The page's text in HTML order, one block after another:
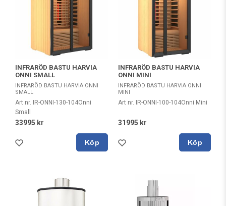
INFRARÖD BASTU HARVIA
ONNI SMALL
INFRARÖD BASTU HARVIA ONNI
SMALL
Art nr. IR-ONNI-130-104Onni
Small
33995 kr
Köp
INFRARÖD BASTU HARVIA
ONNI MINI
INFRARÖD BASTU HARVIA ONNI
MINI
Art nr. IR-ONNI-100-104Onni Mini
31995 kr
Köp